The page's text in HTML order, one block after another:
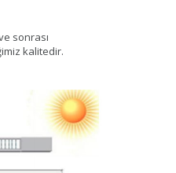
sonrası
kalitedir.